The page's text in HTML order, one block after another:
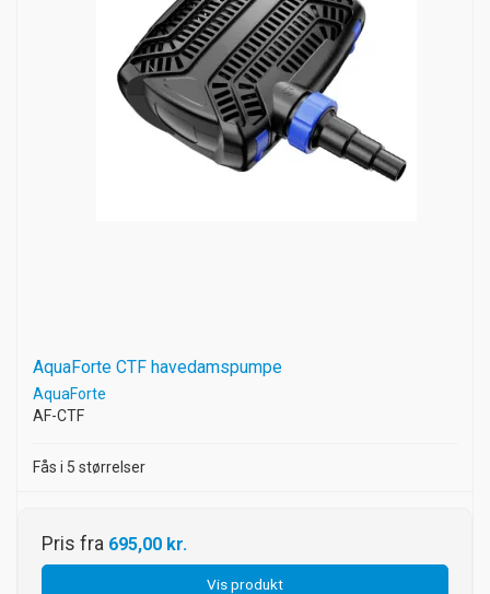
AquaForte CTF havedamspumpe
AquaForte
AF-CTF
Fås i 5 størrelser
Pris fra 695,00 kr.
Vis produkt